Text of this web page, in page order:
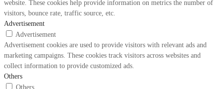
website. These cookies help provide information on metrics the number of
visitors, bounce rate, traffic source, etc.
Advertisement
Advertisement
Advertisement cookies are used to provide visitors with relevant ads and
marketing campaigns. These cookies track visitors across websites and
collect information to provide customized ads.
Others
Others